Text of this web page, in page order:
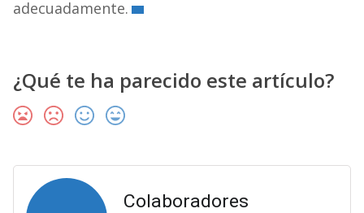
adecuadamente.
¿Qué te ha parecido este artículo?
Colaboradores